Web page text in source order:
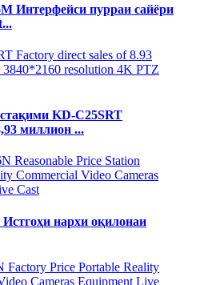
Интерфейси пурраи сайёри
KD-C25SRT
миллион ...
нархи оқилонаи